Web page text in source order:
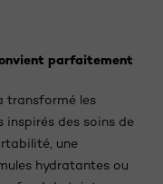
parfaitement
transformé les
inspirés des soins de
une
hydratantes ou